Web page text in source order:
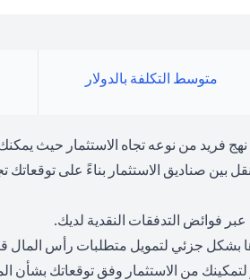
متوسط التكلفة بالدولار
فريد من نوعه تجاه الاستثمار حيث
بين صناديق الاستثمار بناءً على توقعاتك
فوائض التدفقات النقدية لديك.
بشكل جزئي لتمويل متطلبات رأس المال
من الاستثمار وفق توقعاتك بشأن